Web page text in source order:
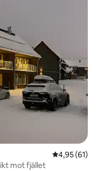
4,95 av 5 i
4,95 (61)
mot fjället